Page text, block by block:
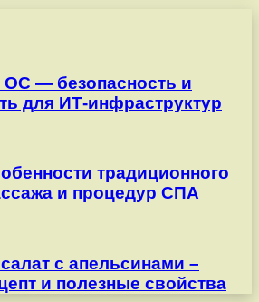
ОС — безопасность и
для ИТ-инфраструктур
традиционного
и процедур СПА
с апельсинами –
и полезные свойства